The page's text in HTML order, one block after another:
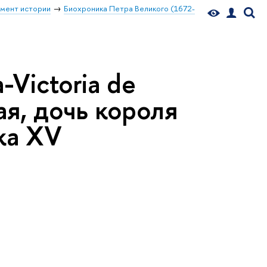
истории
Биохроника Петра Великого (1672-
Victoria de
дочь короля
XV